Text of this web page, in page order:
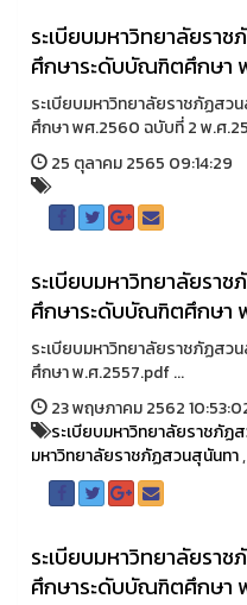
ระเบียบมหาวิทยาลัยรา
ศึกษาระดับบัณฑิตศึกษา
ระเบียบมหาวิทยาลัยราชภัฏส
ศึกษา พศ.2560 ฉบับที่ 2 พ.ศ
25 ตุลาคม 2565 09:14:29
ระเบียบมหาวิทยาลัยรา
ศึกษาระดับบัณฑิตศึกษา
ระเบียบมหาวิทยาลัยราชภัฏส
ศึกษา พ.ศ.2557.pdf ...
23 พฤษภาคม 2562
ระเบียบมหาวิทยาลัยราชภัฏ
มหาวิทยาลัยราชภัฏสวนสุนันทา,
ระเบียบมหาวิทยาลัยรา
ศึกษาระดับบัณฑิตศึกษา